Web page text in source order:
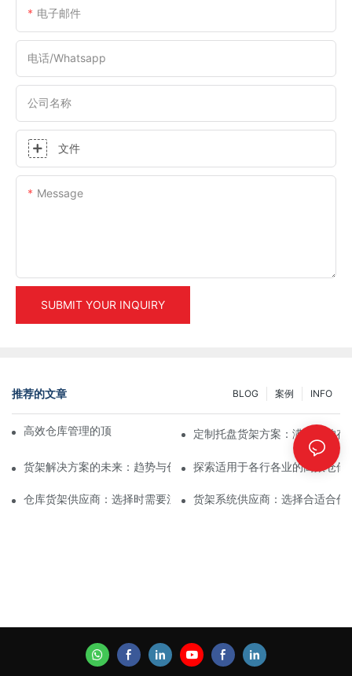
电子邮件
电话/whatsapp
公司名称
文件
Message
SUBMIT YOUR INQUIRY
推荐的文章 INFO
案例
BLOG
高效仓库管理的顶级工业货架解决方案定制托盘货架方案：满足您的存
货架解决方案的未来：趋势与创新 探索适用于各行各业的高效仓储
仓库货架供应商：选择时需要注意什么货架系统供应商：选择合适合作